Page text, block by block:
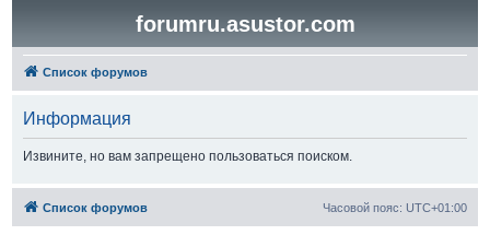
forumru.asustor.com
Список форумов
Информация
Извините, но вам запрещено пользоваться поиском.
Список форумов Часовой пояс: UTC+01:00